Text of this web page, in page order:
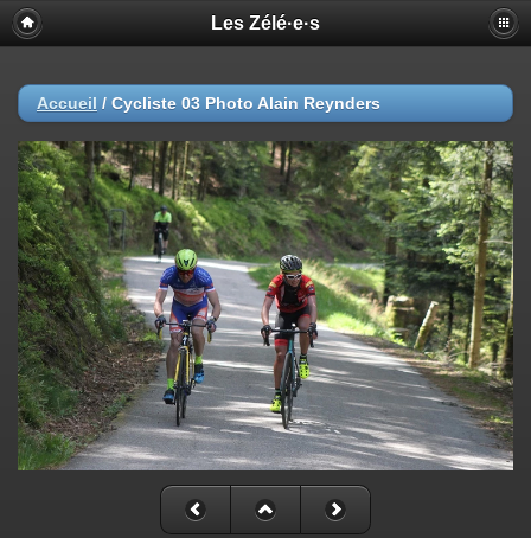
Les Zélé·e·s
Accueil / Cycliste 03 Photo Alain Reynders